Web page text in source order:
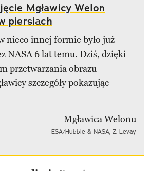
Mgławicy Welon
piersiach
nieco innej formie było już
NASA 6 lat temu. Dziś, dzięki
przetwarzania obrazu
szczegóły pokazując
ESA/Hubble & NASA, Z. Levay